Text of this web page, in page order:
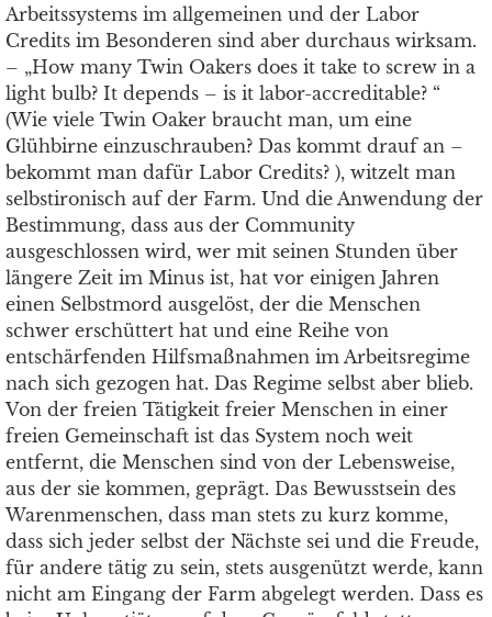
Arbeitssystems im allgemeinen und der Labor
Credits im Besonderen sind aber durchaus wirksam.
– „How many Twin Oakers does it take to screw in a
light bulb? It depends – is it labor-accreditable? “
(Wie viele Twin Oaker braucht man, um eine
Glühbirne einzuschrauben? Das kommt drauf an –
bekommt man dafür Labor Credits? ), witzelt man
selbstironisch auf der Farm. Und die Anwendung der
Bestimmung, dass aus der Community
ausgeschlossen wird, wer mit seinen Stunden über
längere Zeit im Minus ist, hat vor einigen Jahren
einen Selbstmord ausgelöst, der die Menschen
schwer erschüttert hat und eine Reihe von
entschärfenden Hilfsmaßnahmen im Arbeitsregime
nach sich gezogen hat. Das Regime selbst aber blieb.
Von der freien Tätigkeit freier Menschen in einer
freien Gemeinschaft ist das System noch weit
entfernt, die Menschen sind von der Lebensweise,
aus der sie kommen, geprägt. Das Bewusstsein des
Warenmenschen, dass man stets zu kurz komme,
dass sich jeder selbst der Nächste sei und die Freude,
für andere tätig zu sein, stets ausgenützt werde, kann
nicht am Eingang der Farm abgelegt werden. Dass es